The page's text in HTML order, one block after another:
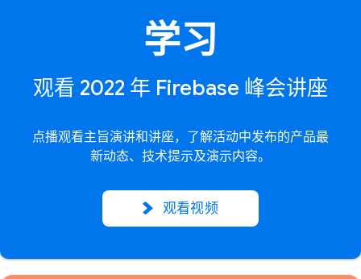
学习
观看 2022 年 Firebase 峰会讲座
点播观看主旨演讲和讲座，了解活动中发布的产品最
新动态、技术提示及演示内容。
观看视频